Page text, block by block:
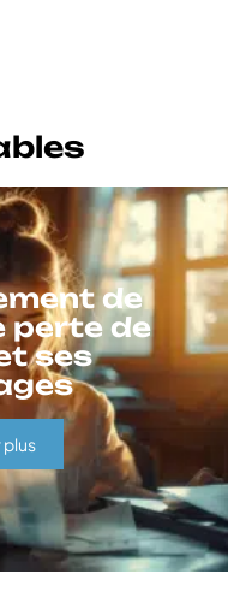
de
perte de
ses
plus